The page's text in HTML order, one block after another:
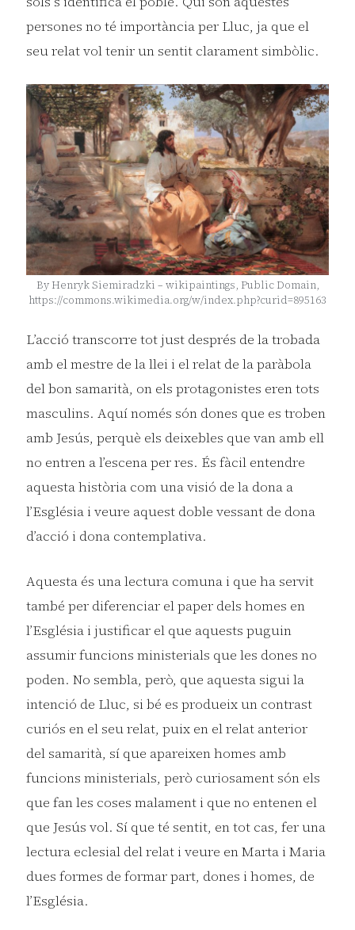
persones no té importància per Lluc, ja que el
seu relat vol tenir un sentit clarament simbòlic.
By Henryk Siemiradzki – wikipaintings, Public Domain,
https://commons.wikimedia.org/w/index.php?curid=895163
L’acció transcorre tot just després de la trobada
amb el mestre de la llei i el relat de la paràbola
del bon samarità, on els protagonistes eren tots
masculins. Aquí només són dones que es troben
amb Jesús, perquè els deixebles que van amb ell
no entren a l’escena per res. És fàcil entendre
aquesta història com una visió de la dona a
l’Església i veure aquest doble vessant de dona
d’acció i dona contemplativa.
Aquesta és una lectura comuna i que ha servit
també per diferenciar el paper dels homes en
l’Església i justificar el que aquests puguin
assumir funcions ministerials que les dones no
poden. No sembla, però, que aquesta sigui la
intenció de Lluc, si bé es produeix un contrast
curiós en el seu relat, puix en el relat anterior
del samarità, sí que apareixen homes amb
funcions ministerials, però curiosament són els
que fan les coses malament i que no entenen el
que Jesús vol. Sí que té sentit, en tot cas, fer una
lectura eclesial del relat i veure en Marta i Maria
dues formes de formar part, dones i homes, de
l’Església.